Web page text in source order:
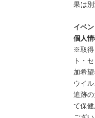
果は別
イベ
個人
※取得
ト・
加希
ウイ
追跡
て保